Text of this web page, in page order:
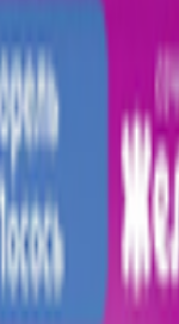
›Корм для кошек
паштет из форели
индейка-кролик в
паштет с курицей